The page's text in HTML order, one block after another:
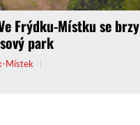
Frýdku-Místku se brzy
park
Místek